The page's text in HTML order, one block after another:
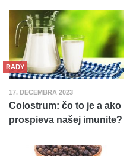
RADY
17. DECEMBRA 2023
Colostrum: čo to je a ako
prospieva našej imunite?